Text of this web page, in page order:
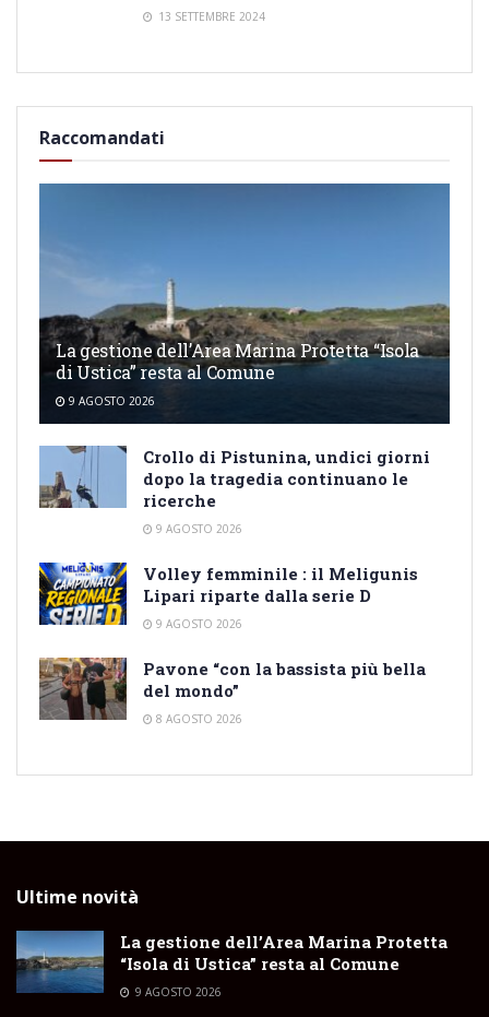
13 SETTEMBRE 2024
Raccomandati
La gestione dell’Area Marina Protetta “Isola
di Ustica” resta al Comune
9 AGOSTO 2026
Crollo di Pistunina, undici giorni
dopo la tragedia continuano le
ricerche
9 AGOSTO 2026
Volley femminile : il Meligunis
Lipari riparte dalla serie D
9 AGOSTO 2026
Pavone “con la bassista più bella
del mondo”
8 AGOSTO 2026
Ultime novità
La gestione dell’Area Marina Protetta
“Isola di Ustica” resta al Comune
9 AGOSTO 2026